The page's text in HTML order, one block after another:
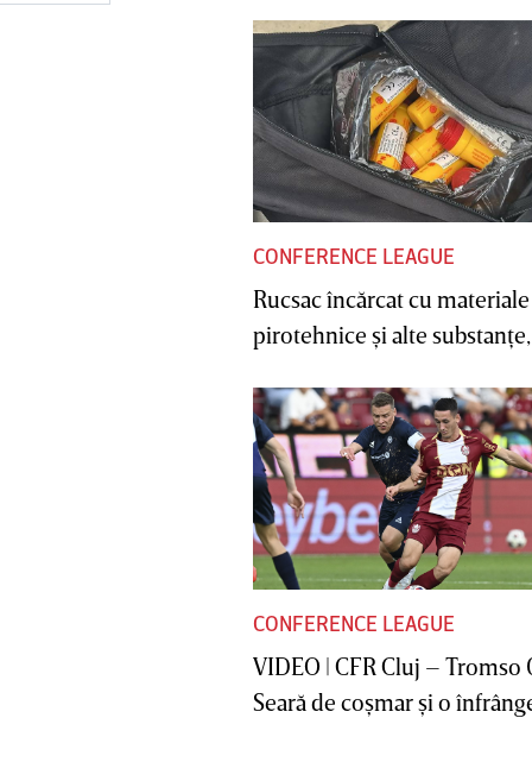
CONFERENCE LEAGUE
Rucsac încărcat cu materiale
pirotehnice şi alte substanţe,
CONFERENCE LEAGUE
VIDEO | CFR Cluj – Tromso
Seară de coşmar şi o